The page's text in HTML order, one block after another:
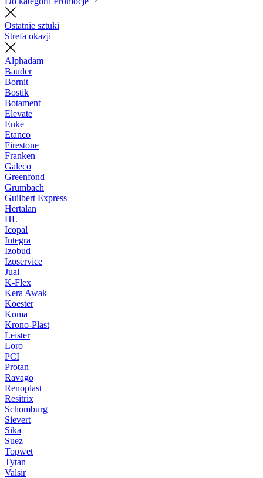
Ostatnie sztuki
Strefa okazji
Alphadam
Bauder
Bornit
Bostik
Botament
Elevate
Enke
Etanco
Firestone
Franken
Galeco
Greenfond
Grumbach
Guilbert Express
Hertalan
HL
Icopal
Integra
Izobud
Izoservice
Jual
K-Flex
Kera Awak
Koester
Koma
Krono-Plast
Leister
Loro
PCI
Protan
Ravago
Renoplast
Resitrix
Schomburg
Sievert
Sika
Suez
Topwet
Tytan
Valsir